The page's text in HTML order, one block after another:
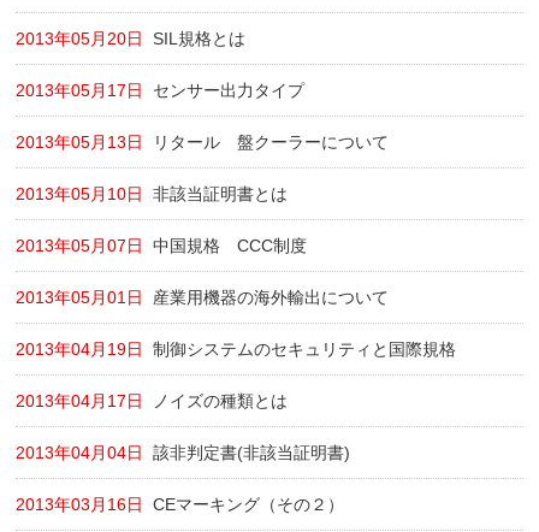
2013年05月20日 SIL規格とは
2013年05月17日 センサー出力タイプ
2013年05月13日 リタール 盤クーラーについて
2013年05月10日 非該当証明書とは
2013年05月07日 中国規格 CCC制度
2013年05月01日 産業用機器の海外輸出について
2013年04月19日 制御システムのセキュリティと国際規格
2013年04月17日 ノイズの種類とは
2013年04月04日 該非判定書(非該当証明書)
2013年03月16日 CEマーキング（その２）